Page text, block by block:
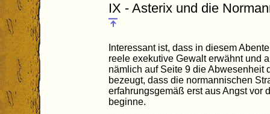
IX - Asterix und die
Interessant ist, dass in diesem
reele exekutive Gewalt erwähnt und
nämlich auf Seite 9 die Abwesenheit
bezeugt, dass die normannischen
erfahrungsgemäß erst aus Angst vor
beginne.